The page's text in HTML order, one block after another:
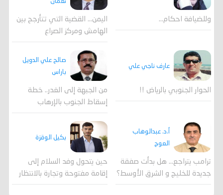
وللضيافة احكام…
نعمان
اليمن… القضية التي تتأرجح بين
الهامش ومركز الصراع
عارف ناجي علي
الحوار الجنوبي بالرياض !!
صالح علي الدويل
باراس
من الجبهة إلى الغدر.. خطة
إسقاط الجنوب بالإرهاب
أ.د. عبدالوهاب
العوج
ترامب يتراجع... هل بدأت صفقة
جديدة للخليج و الشرق الأوسط؟
بكيل الوقزة
حين يتحول وفد السلام إلى
إقامة مفتوحة وتجارة بالانتظار